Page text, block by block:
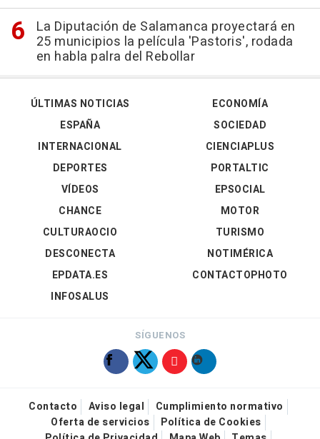
La Diputación de Salamanca proyectará en
25 municipios la película 'Pastoris', rodada
en habla palra del Rebollar
ÚLTIMAS NOTICIAS
ESPAÑA
INTERNACIONAL
DEPORTES
VÍDEOS
ECONOMÍA
SOCIEDAD
CIENCIAPLUS
PORTALTIC
EPSOCIAL
CHANCE
CULTURAOCIO
DESCONECTA
EPDATA.ES
INFOSALUS
MOTOR
TURISMO
NOTIMÉRICA
CONTACTOPHOTO
SÍGUENOS
Contacto Aviso legal
Cumplimiento normativo
Oferta de servicios
Política de Cookies